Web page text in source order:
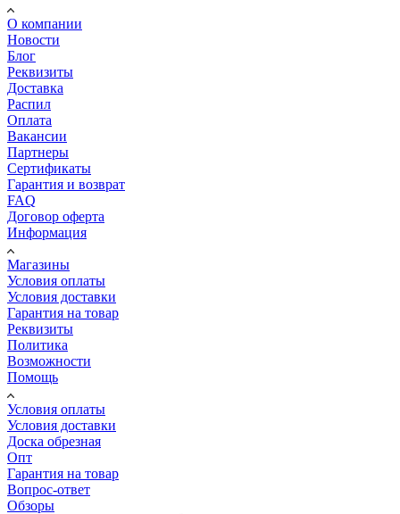
О компании
Новости
Блог
Реквизиты
Доставка
Распил
Оплата
Вакансии
Партнеры
Сертификаты
Гарантия и возврат
FAQ
Договор оферта
Информация
Магазины
Условия оплаты
Условия доставки
Гарантия на товар
Реквизиты
Политика
Возможности
Помощь
Условия оплаты
Условия доставки
Доска обрезная
Опт
Гарантия на товар
Вопрос-ответ
Обзоры